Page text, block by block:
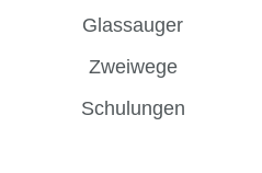
Glassauger
Zweiwege
Schulungen